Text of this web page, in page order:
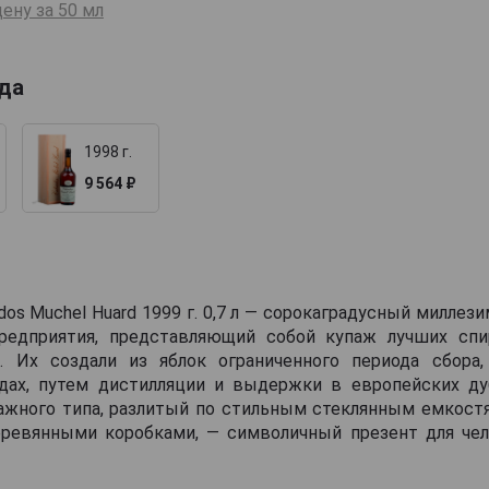
за 50 мл
1998 г.
9 564 ₽
Muchel Huard 1999 г. 0,7 л — сорокаградусный
представляющий собой купаж лучших
Их создали из яблок ограниченного периода
путем дистилляции и выдержки в европейских
типа, разлитый по стильным стеклянным
коробками, — символичный презент для